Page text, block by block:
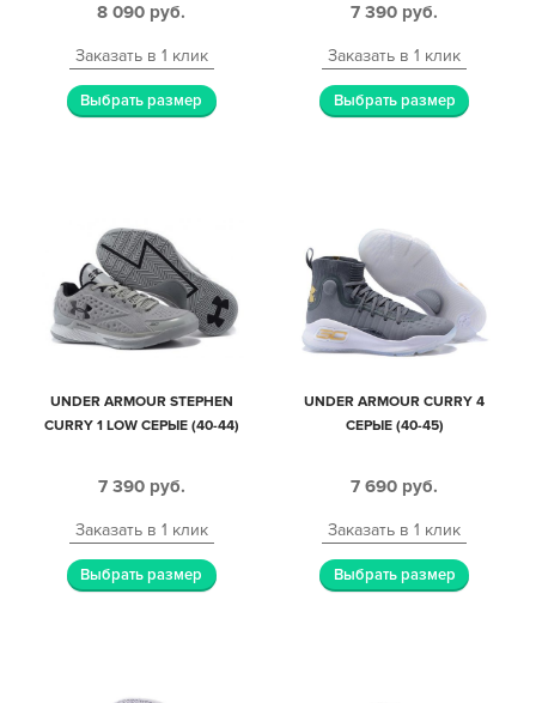
8 090 руб.
Заказать в 1 клик
Выбрать размер
7 390 руб.
Заказать в 1 клик
Выбрать размер
UNDER ARMOUR STEPHEN
CURRY 1 LOW СЕРЫЕ (40-44)
7 390 руб.
Заказать в 1 клик
Выбрать размер
UNDER ARMOUR CURRY 4
СЕРЫЕ (40-45)
7 690 руб.
Заказать в 1 клик
Выбрать размер